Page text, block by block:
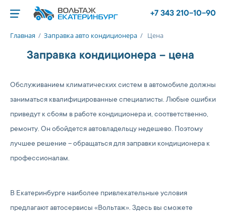
+7 343 210-10-90
Главная / Заправка авто кондиционера / Цена
Заправка кондиционера – цена
Обслуживанием климатических систем в автомобиле должны
заниматься квалифицированные специалисты. Любые ошибки
приведут к сбоям в работе кондиционера и, соответственно,
ремонту. Он обойдется автовладельцу недешево. Поэтому
лучшее решение – обращаться для заправки кондиционера к
профессионалам.
В Екатеринбурге наиболее привлекательные условия
предлагают автосервисы «Вольтаж». Здесь вы сможете